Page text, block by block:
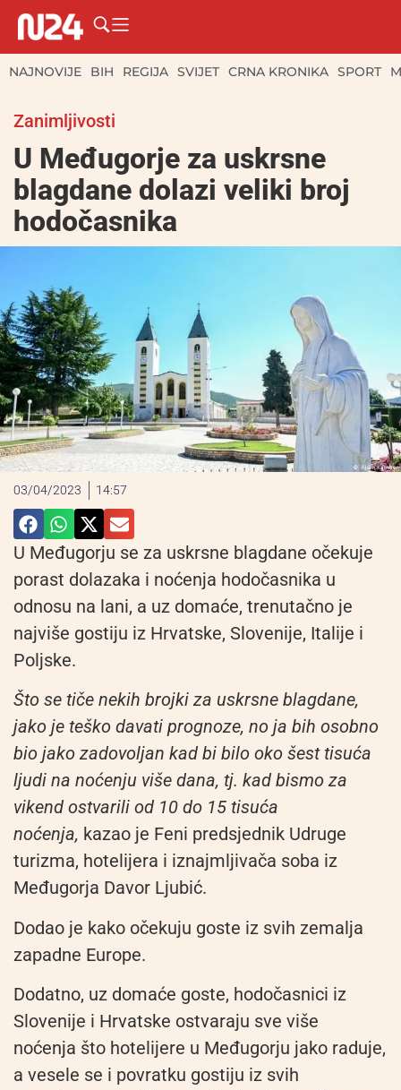
NAJNOVIJE BIH REGIJA SVIJET CRNA KRONIKA SPORT
Zanimljivosti
U Međugorje za uskrsne
blagdane dolazi veliki broj
hodočasnika
03/04/2023 14:57
U Međugorju se za uskrsne blagdane očekuje
porast dolazaka i noćenja hodočasnika u
odnosu na lani, a uz domaće, trenutačno je
najviše gostiju iz Hrvatske, Slovenije, Italije i
Poljske.
Što se tiče nekih brojki za uskrsne blagdane,
jako je teško davati prognoze, no ja bih osobno
bio jako zadovoljan kad bi bilo oko šest tisuća
ljudi na noćenju više dana, tj. kad bismo za
vikend ostvarili od 10 do 15 tisuća
noćenja, kazao je Feni predsjednik Udruge
turizma, hotelijera i iznajmljivača soba iz
Međugorja Davor Ljubić.
Dodao je kako očekuju goste iz svih zemalja
zapadne Europe.
Dodatno, uz domaće goste, hodočasnici iz
Slovenije i Hrvatske ostvaraju sve više
noćenja što hotelijere u Međugorju jako raduje,
a vesele se i povratku gostiju iz svih